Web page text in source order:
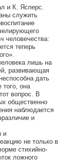
и К. Ясперс.
служить
человечества:
теперь
лишь на
развивающая
дать
она
вопрос. В
общественно
наблюдается
и
и
не только в
стихийно-
ложного